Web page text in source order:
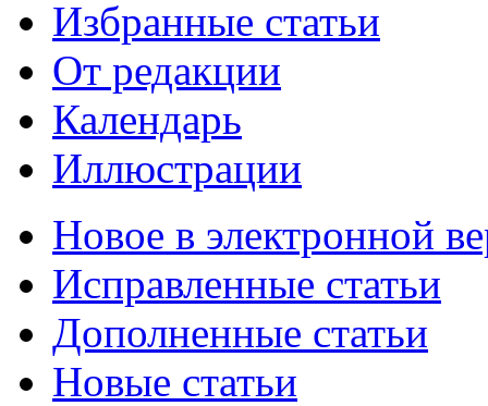
Избранные статьи
От редакции
Календарь
Иллюстрации
Новое в электронной
Исправленные статьи
Дополненные статьи
Новые статьи